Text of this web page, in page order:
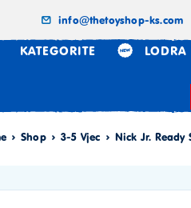
info@thetoyshop-ks.com
KATEGORITE LODRA
Shop 3-5 Vjec Nick Jr. Ready